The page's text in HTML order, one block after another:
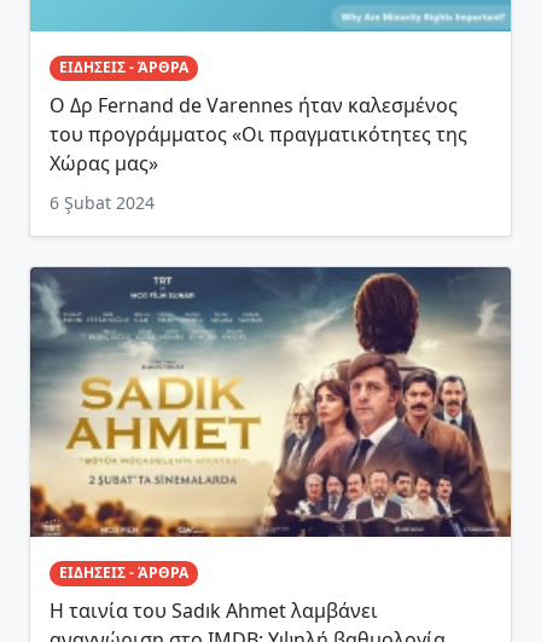
ΕΙΔΗΣΕΙΣ - ΆΡΘΡΑ
Ο Δρ Fernand de Varennes ήταν καλεσμένος
του προγράμματος «Οι πραγματικότητες της
Χώρας μας»
6 Şubat 2024
ΕΙΔΗΣΕΙΣ - ΆΡΘΡΑ
Η ταινία του Sadık Ahmet λαμβάνει